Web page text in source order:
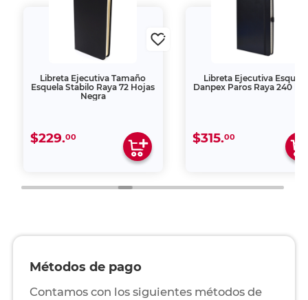
Libreta Ejecutiva Tamaño
Esquela Stabilo Raya 72 Hojas
Negra
$229.00
Libreta Ejecutiva Esquela
Danpex Paros Raya 240
$315.00
Métodos de pago
Contamos con los siguientes métodos de